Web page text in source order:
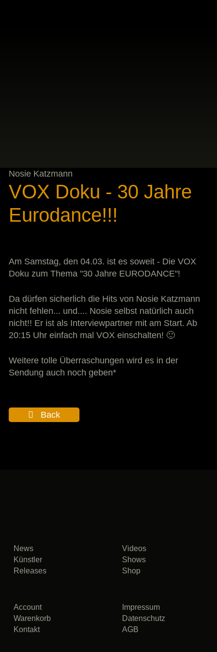
Nosie Katzmann
VOX Doku - 30 Jahre
Eurodance!!!
Am Samstag, den 04.03. ist es soweit - Die VOX
Doku zum Thema "30 Jahre EURODANCE"!
Da dürfen sicherlich die Hits von Nosie Katzmann
nicht fehlen... und.... Nosie selbst natürlich auch
nicht!! Er ist als Interviewpartner mit am Start. Ab
20:15 Uhr einfach mal VOX einschalten! 🙂
Weitere tolle Überraschungen wird es in der
Sendung auch noch geben*
Back
News
Künstler
Releases
Videos
Shows
Shop
Account
Warenkorb
Kontakt
Impressum
Datenschutz
AGB